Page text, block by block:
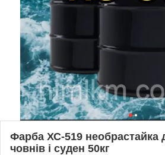
Фарба ХС-519 необрастайка
човнів і суден 50кг